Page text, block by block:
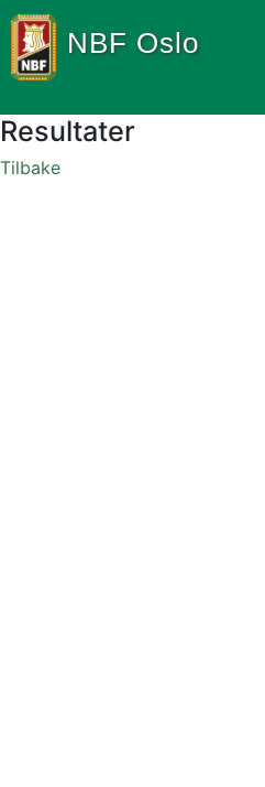
NBF Oslo
Resultater
Tilbake